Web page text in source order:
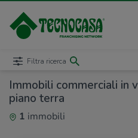
Immobili commerciali in
piano terra
1 immobili
Filtra ricerca